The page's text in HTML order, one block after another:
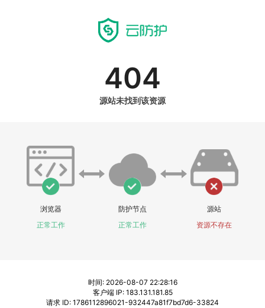
404
源站未找到该资源
浏览器
正常工作
防护节点
正常工作
源站
资源不存在
时间: 2026-08-07 22:28:16
客户端 IP: 183.131.181.85
请求 ID: 1786112896021-932447a81f7bd7d6-33824